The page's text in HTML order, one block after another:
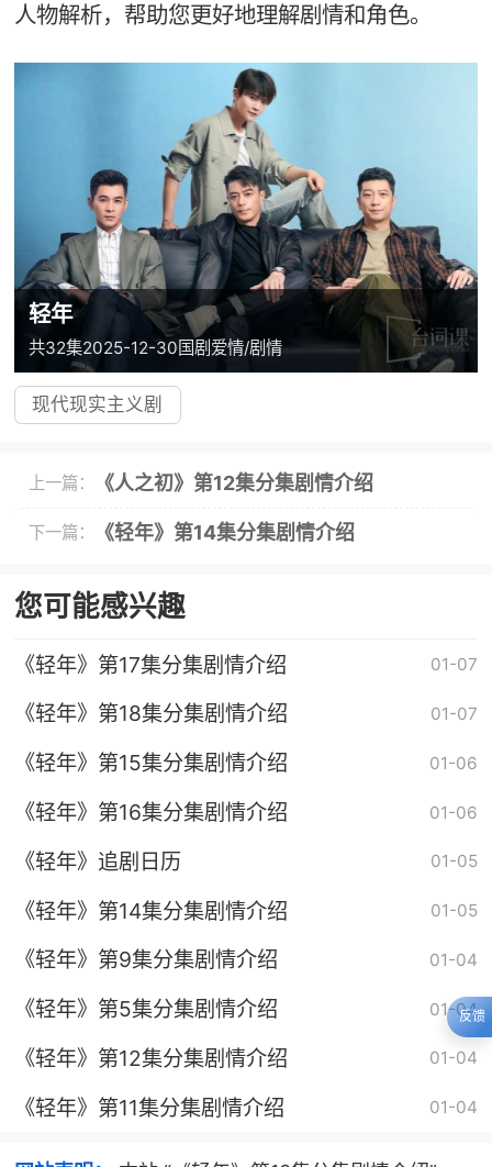
人物解析，帮助您更好地理解剧情和角色。
轻年
共32集2025-12-30 国剧爱情/剧情
现代现实主义剧
上一篇： 《人之初》第12集分集剧情介绍
下一篇： 《轻年》第14集分集剧情介绍
您可能感兴趣
《轻年》第17集分集剧情介绍 01-07
《轻年》第18集分集剧情介绍 01-07
《轻年》第15集分集剧情介绍 01-06
《轻年》第16集分集剧情介绍 01-06
《轻年》追剧日历 01-05
《轻年》第14集分集剧情介绍 01-05
《轻年》第9集分集剧情介绍 01-04
《轻年》第5集分集剧情介绍 01-04
《轻年》第12集分集剧情介绍 01-04
《轻年》第11集分集剧情介绍 01-04
反馈